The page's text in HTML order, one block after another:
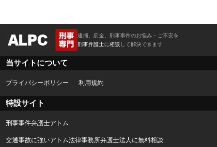
逮捕、罰金、刑事事件のお悩み・ご不安を
刑事弁護士に相談 して解決できます
当サイトについて
プライバシーポリシー 利用規約
特設サイト
刑事事件弁護士アトム
交通事故に強いアトム法律事務所弁護士法人に無料相談